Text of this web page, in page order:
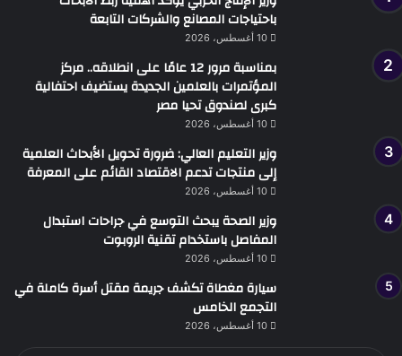
باحتياجات المصانع والشركات التابعة
10 أغسطس، 2026
بمناسبة مرور 12 عامًا على انطلاقه.. مركز
المؤتمرات بالعلمين الجديدة يستضيف احتفالية
كبرى لصندوق تحيا مصر
10 أغسطس، 2026
وزير التعليم العالي: ضرورة تحويل الأبحاث العلمية
إلى منتجات تدعم الاقتصاد القائم على المعرفة
10 أغسطس، 2026
وزير الصحة يبحث التوسع في جراحات استبدال
المفاصل باستخدام تقنية الروبوت
10 أغسطس، 2026
سيارة مغطاة تكشف جريمة مقتل أسرة كاملة في
التجمع الخامس
10 أغسطس، 2026